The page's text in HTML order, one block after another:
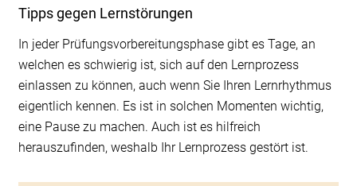
Tipps gegen Lernstörungen
In jeder Prüfungsvorbereitungsphase gibt es Tage, an
welchen es schwierig ist, sich auf den Lernprozess
einlassen zu können, auch wenn Sie Ihren Lernrhythmus
eigentlich kennen. Es ist in solchen Momenten wichtig,
eine Pause zu machen. Auch ist es hilfreich
herauszufinden, weshalb Ihr Lernprozess gestört ist.